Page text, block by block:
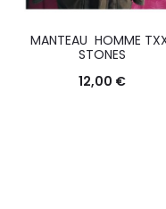
MANTEAU HOMME
STONES
12,00 €